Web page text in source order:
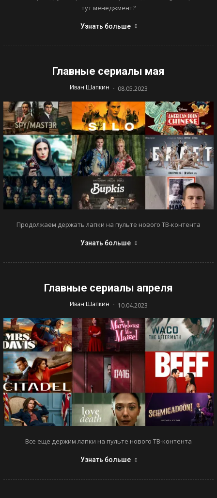
тут менеджмент?
Узнать больше
Главные сериалы мая
Иван Шапкин - 08.05.2023
Продолжаем держать лапки на пульте нового ТВ-контента
Узнать больше
Главные сериалы апреля
Иван Шапкин - 10.04.2023
Все еще держим лапки на пульте нового ТВ-контента
Узнать больше